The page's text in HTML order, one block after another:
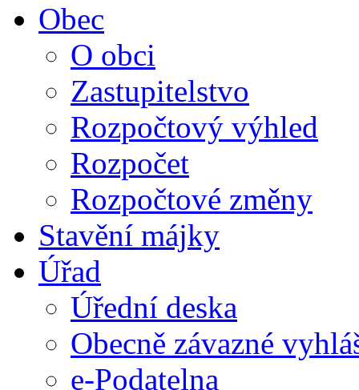
Obec
O obci
Zastupitelstvo
Rozpočtový výhled
Rozpočet
Rozpočtové změny
Stavění májky
Úřad
Úřední deska
Obecně závazné
e-Podatelna